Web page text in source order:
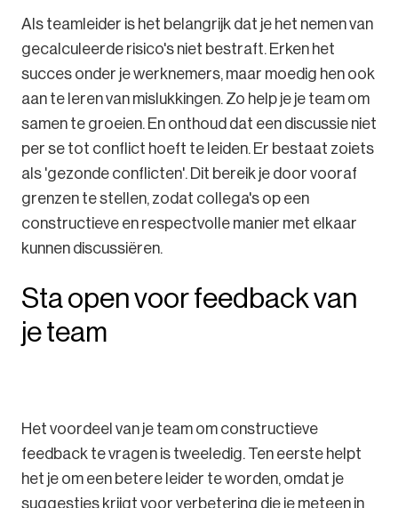
Als teamleider is het belangrijk dat je het nemen van
gecalculeerde risico's niet bestraft. Erken het
succes onder je werknemers, maar moedig hen ook
aan te leren van mislukkingen. Zo help je je team om
samen te groeien. En onthoud dat een discussie niet
per se tot conflict hoeft te leiden. Er bestaat zoiets
als 'gezonde conflicten'. Dit bereik je door vooraf
grenzen te stellen, zodat collega's op een
constructieve en respectvolle manier met elkaar
kunnen discussiëren.
Sta open voor feedback van
je team
Het voordeel van je team om constructieve
feedback te vragen is tweeledig. Ten eerste helpt
het je om een betere leider te worden, omdat je
suggesties krijgt voor verbetering die je meteen in